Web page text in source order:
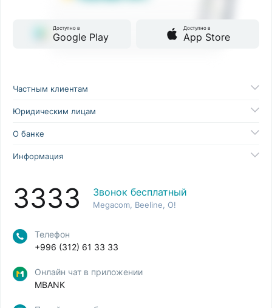
Доступно в
Google Play
Доступно в
App Store
Частным клиентам
Юридическим лицам
О банке
Информация
3333 Звонок бесплатный
Megacom, Beeline, O!
Телефон
+996 (312) 61 33 33
Онлайн чат в приложении
MBANK